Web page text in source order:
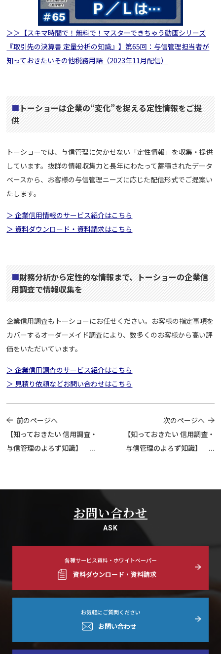
＞＞【スキマ時間で！無料で！マスターできちゃう動画シリーズ
『取引先の決算書 定量分析の知識』】第65回：与信管理担当者が
知っておきたいその他税務用語（2023年11月配信）
■トーショーは企業の“変化”を捉える定性情報をご提
供
トーショーでは、与信管理に欠かせない「定性情報」を収集・提供
しています。抜群の情報収集力と長年にわたって蓄積されたデータ
ベースから、お客様の与信管理ニーズに応じた配信形式でご提案い
たします。
＞ 企業信用情報のサービス紹介はこちら
＞ 資料ダウンロード・資料請求はこちら
■財務分析から定性的な情報まで、トーショーの企業信
用調査で情報収集を
企業信用調査もトーショーにお任せください。お客様の指定事項を
カバーするオーダーメイド調査により、数多くのお客様から高い評
価をいただいています。
＞ 企業信用調査のサービス紹介はこちら
＞ 見積り依頼などお問い合わせはこちら
前のページへ
【知っておきたい 信用調査・
与信管理のよろず知識】
...
次のページへ
【知っておきたい 信用調査・
与信管理のよろず知識】
...
お問い合わせ
ASK
各種サービス資料・ホワイトペーパー
資料ダウンロード・資料請求
お気軽にご質問ください
お問い合わせ